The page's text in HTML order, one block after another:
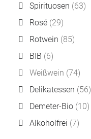
Spirituosen (63)
Rosé (29)
Rotwein (85)
BIB (6)
Weißwein (74)
Delikatessen (56)
Demeter-Bio (10)
Alkoholfrei (7)